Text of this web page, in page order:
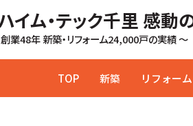
イム・テック千里 感動
業48年 新築・リフォーム24,000戸の実績 ～
TOP 新築 リフォー